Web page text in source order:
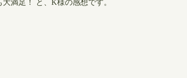
満足！ と、K様の感想です。